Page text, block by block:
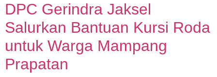
DPC Gerindra Jaksel
Salurkan Bantuan Kursi Roda
untuk Warga Mampang
Prapatan